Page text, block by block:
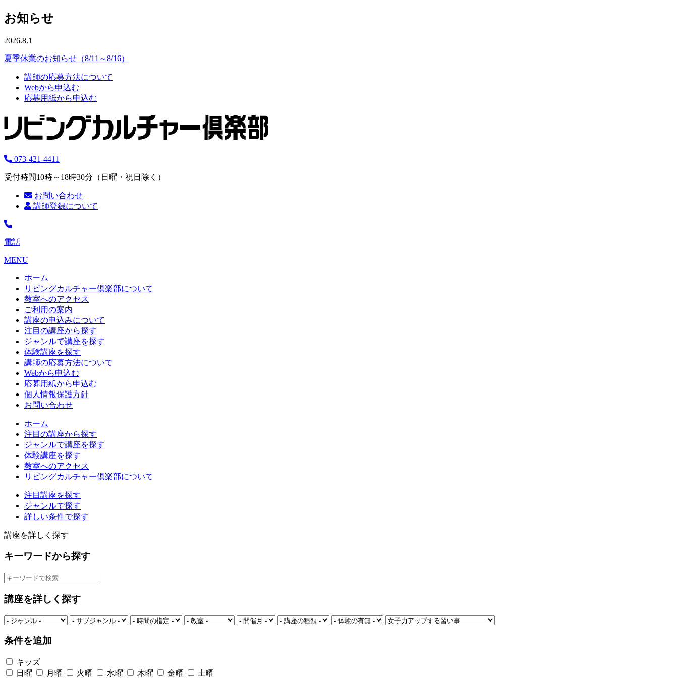
お知らせ
2026.8.1
夏季休業のお知らせ（8/11～8/16）
講師の応募方法について
Webから申込む
応募用紙から申込む
073-421-4411
受付時間10時～18時30分（日曜・祝日除く）
お問い合わせ
講師登録について
電話
MENU
ホーム
リビングカルチャー倶楽部について
教室へのアクセス
ご利用の案内
講座の申込みについて
注目の講座から探す
ジャンルで講座を探す
体験講座を探す
講師の応募方法について
Webから申込む
応募用紙から申込む
個人情報保護方針
お問い合わせ
ホーム
注目の講座から探す
ジャンルで講座を探す
体験講座を探す
教室へのアクセス
リビングカルチャー倶楽部について
注目講座を探す
ジャンルで探す
詳しい条件で探す
講座を詳しく探す
キーワードから探す
講座を詳しく探す
条件を追加
キッズ
日曜
月曜 火曜 水曜 木曜 金曜 土曜